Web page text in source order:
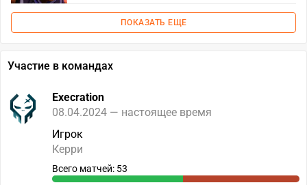
ПОКАЗАТЬ ЕЩЕ
Участие в командах
Execration
08.04.2024 — настоящее время
Игрок
Керри
Всего матчей: 53